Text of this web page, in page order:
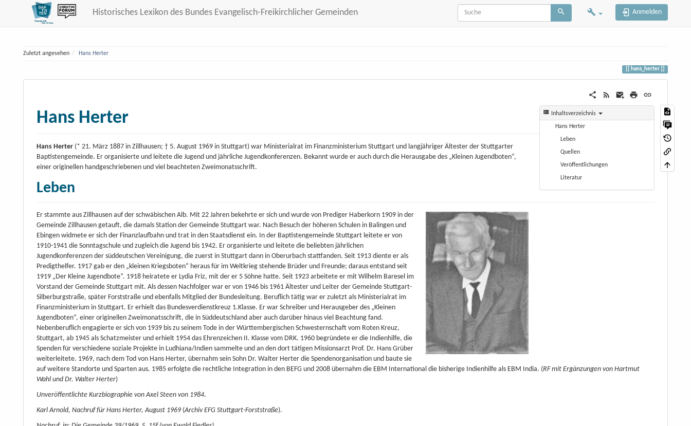
Historisches Lexikon des Bundes Evangelisch-Freikirchlicher Gemeinden Anmelden
Zuletzt angesehen Hans Herter
hans_herter
Inhaltsverzeichnis
Hans Herter
Leben
Quellen
Veröffentlichungen
Literatur
Hans Herter
Hans Herter (* 21. März 1887 in Zillhausen; † 5. August 1969 in Stuttgart) war Ministerialrat im Finanzministerium Stuttgart und langjähriger Ältester der Stuttgarter
Baptistengemeinde. Er organisierte und leitete die Jugend und jährliche Jugendkonferenzen. Bekannt wurde er auch durch die Herausgabe des „Kleinen Jugendboten“,
einer originellen handgeschriebenen und viel beachteten Zweimonatsschrift.
Leben
Er stammte aus Zillhausen auf der schwäbischen Alb. Mit 22 Jahren bekehrte er sich und wurde von Prediger Haberkorn 1909 in der
Gemeinde Zillhausen getauft, die damals Station der Gemeinde Stuttgart war. Nach Besuch der höheren Schulen in Balingen und
Ebingen widmete er sich der Finanzlaufbahn und trat in den Staatsdienst ein. In der Baptistengemeinde Stuttgart leitete er von
1910-1941 die Sonntagschule und zugleich die Jugend bis 1942. Er organisierte und leitete die beliebten jährlichen
Jugendkonferenzen der süddeutschen Vereinigung, die zuerst in Stuttgart dann in Oberurbach stattfanden. Seit 1913 diente er als
Predigthelfer. 1917 gab er den „kleinen Kriegsboten“ heraus für im Weltkrieg stehende Brüder und Freunde; daraus entstand seit
1919 „Der Kleine Jugendbote“. 1918 heiratete er Lydia Friz, mit der er 5 Söhne hatte. Seit 1923 arbeitete er mit Wilhelm Baresel im
Vorstand der Gemeinde Stuttgart mit. Als dessen Nachfolger war er von 1946 bis 1961 Ältester und Leiter der Gemeinde Stuttgart-
Silberburgstraße, später Forststraße und ebenfalls Mitglied der Bundesleitung. Beruflich tätig war er zuletzt als Ministerialrat im
Finanzministerium in Stuttgart. Er erhielt das Bundesverdienstkreuz 1.Klasse. Er war Schreiber und Herausgeber des „Kleinen
Jugendboten“, einer originellen Zweimonatsschrift, die in Süddeutschland aber auch darüber hinaus viel Beachtung fand.
Nebenberuflich engagierte er sich von 1939 bis zu seinem Tode in der Württembergischen Schwesternschaft vom Roten Kreuz,
Stuttgart, ab 1945 als Schatzmeister und erhielt 1954 das Ehrenzeichen II. Klasse vom DRK. 1960 begründete er die Indienhilfe, die
Spenden für verschiedene soziale Projekte in Ludhiana/Indien sammelte und an den dort tätigen Missionsarzt Prof. Dr. Hans Grüber
weiterleitete. 1969, nach dem Tod von Hans Herter, übernahm sein Sohn Dr. Walter Herter die Spendenorganisation und baute sie
auf weitere Standorte und Sparten aus. 1985 erfolgte die rechtliche Integration in den BEFG und 2008 übernahm die EBM International die bisherige Indienhilfe als EBM India. (RF mit Ergänzungen von Hartmut
Wahl und Dr. Walter Herter)
Unveröffentlichte Kurzbiographie von Axel Steen von 1984.
Karl Arnold, Nachruf für Hans Herter, August 1969(Archiv EFG Stuttgart-Forststraße).